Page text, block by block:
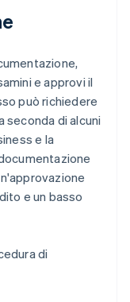
e approvi il
può richiedere
seconda di alcuni
e la
e un basso
di